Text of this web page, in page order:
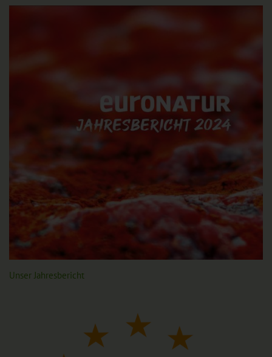
Unser Jahresbericht